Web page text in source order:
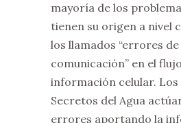
mayoría de los
tienen su origen a nivel
los llamados “errores de
comunicación” en el
información celular.
Secretos del Agua
errores aportando la